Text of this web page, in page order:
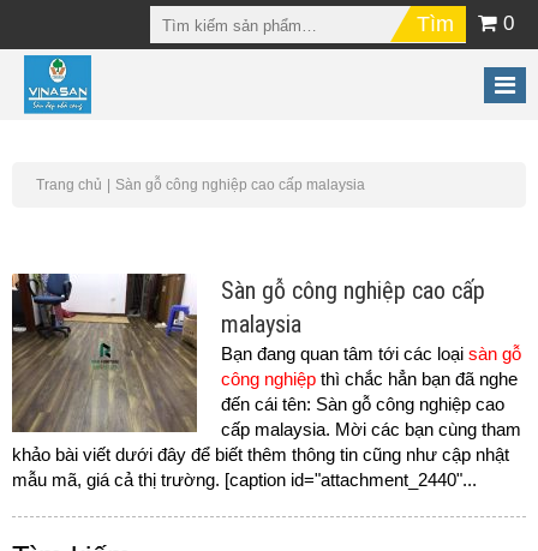
0
Trang chủ Sàn gỗ công nghiệp cao cấp malaysia
Sàn gỗ công nghiệp cao cấp
malaysia
Bạn đang quan tâm tới các loại sàn gỗ
công nghiệp thì chắc hẳn bạn đã nghe
đến cái tên: Sàn gỗ công nghiệp cao
cấp malaysia. Mời các bạn cùng tham
khảo bài viết dưới đây để biết thêm thông tin cũng như cập nhật
mẫu mã, giá cả thị trường. [caption id="attachment_2440"...